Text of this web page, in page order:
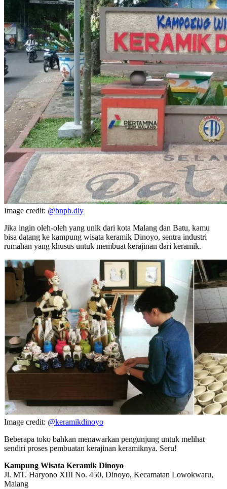
Image credit: @bnpb.diy
Jika ingin oleh-oleh yang unik dari kota Malang dan Batu, kamu
bisa datang ke kampung wisata keramik Dinoyo, sentra industri
rumahan yang khusus untuk membuat kerajinan dari keramik.
Image credit: @keramikdinoyo
Beberapa toko bahkan menawarkan pengunjung untuk melihat
sendiri proses pembuatan kerajinan keramiknya. Seru!
Kampung Wisata Keramik Dinoyo
Jl. MT. Haryono XIII No. 450, Dinoyo, Kecamatan Lowokwaru,
Malang